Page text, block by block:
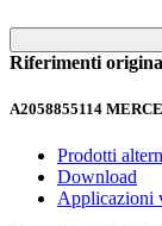
Riferimenti
A2058855114
Prodotti
Download
Applicazioni